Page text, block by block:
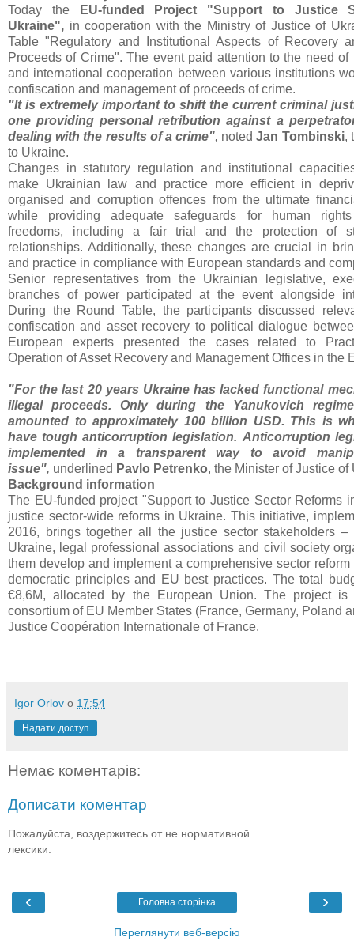
Today the
EU-funded Project "Support to Justice
Ukraine", in cooperation with the Ministry of Justice of
Table "Regulatory and Institutional Aspects of Recovery
Proceeds of Crime". The event paid attention to the need of
and international cooperation between various institutions
confiscation and management of proceeds of crime.
"It is extremely important to shift the current criminal
one providing personal retribution against a
dealing with the results of a crime", notedJan Tombinski,
to Ukraine.
Changes in statutory regulation and institutional
make Ukrainian law and practice more efficient in
organised and corruption offences from the ultimate
while providing adequate safeguards for human
freedoms, including a fair trial and the protection of
relationships. Additionally, these changes are crucial in
and practice in compliance with European standards and
Senior representatives from the Ukrainian legislative,
branches of power participated at the event alongside
During the Round Table, the participants discussed
confiscation and asset recovery to political dialogue
European experts presented the cases related to
Operation of Asset Recovery and Management Offices in the
"For the last 20 years Ukraine has lacked functional
illegal proceeds. Only during the Yanukovich
amounted to approximately 100 billion USD. This is
have tough anticorruption legislation. Аnticorruption
implemented in a transparent way to avoid
issue", underlined Pavlo Petrenko, the Minister of Justice of
Background information
The EU-funded project "Support to Justice Sector Reforms
justice sector-wide reforms in Ukraine. This initiative,
2016, brings together all the justice sector stakeholders –
Ukraine, legal professional associations and civil society
them develop and implement a comprehensive sector
democratic principles and EU best practices. The total
€8,6M, allocated by the European Union. The project is
consortium of EU Member States (France, Germany, Poland
Justice Coopération Internationale of France.
Igor Orlov о 17:54
Надати доступ
Немає коментарів:
Дописати коментар
Пожалуйста, воздержитесь от не нормативной
лексики.
‹ ›
Головна сторінка
Переглянути веб-версію